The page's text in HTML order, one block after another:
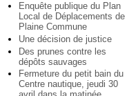
Enquête publique du Plan
Local de Déplacements de
Plaine Commune
Une décision de justice
Des prunes contre les
dépôts sauvages
Fermeture du petit bain du
Centre nautique, jeudi 30